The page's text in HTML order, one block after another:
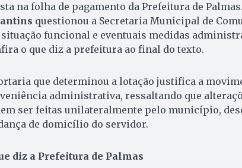
na folha de pagamento da Prefeitura de
questionou a Secretaria Municipal de
situação funcional e eventuais medidas
o que diz a prefeitura ao final do texto.
que determinou a lotação justifica a
administrativa, ressaltando que
ser feitas unilateralmente pelo município,
de domicílio do servidor.
diz a Prefeitura de Palmas